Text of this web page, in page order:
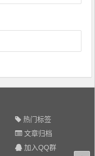
热门标签
文章归档
加入QQ群